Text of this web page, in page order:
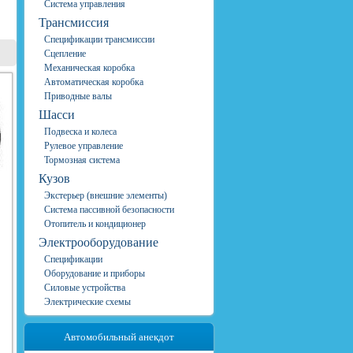
Система управления
Трансмиссия
Спецификации трансмиссии
Сцепление
Механическая коробка
Автоматическая коробка
Приводные валы
Шасси
Подвеска и колеса
Рулевое управление
Тормозная система
Кузов
Экстерьер (внешние элементы)
Система пассивной безопасности
Отопитель и кондиционер
Электрооборудование
Спецификации
Оборудование и приборы
Силовые устройства
Электрические схемы
Автомобильный анекдот